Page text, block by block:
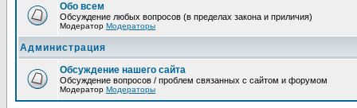
Обо всем
Обсуждение любых вопросов (в пределах закона и приличия)
Модератор Модераторы
Администрация
Обсуждение нашего сайта
Обсуждение вопросов / проблем связанных с сайтом и форумом
Модератор Модераторы